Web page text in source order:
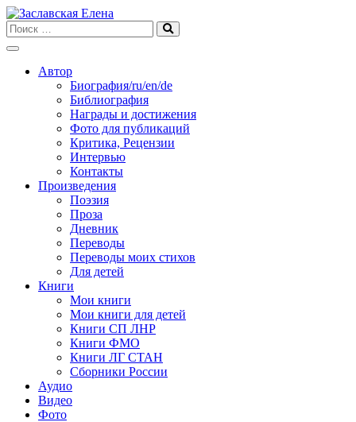
Skip
to
content
Автор
Биография/ru/en/de
Библиография
Награды и достижения
Фото для публикаций
Критика, Рецензии
Интервью
Контакты
Произведения
Поэзия
Проза
Дневник
Переводы
Переводы моих стихов
Для детей
Книги
Мои книги
Мои книги для детей
Книги СП ЛНР
Книги ФМО
Книги ЛГ СТАН
Сборники России
Аудио
Видео
Фото